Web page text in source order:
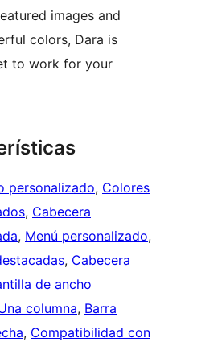
images and
colors, Dara is
to work for your
personalizado, Colores
, Cabecera
, Menú personalizado
, Cabecera
de ancho
columna, Barra
, Compatibilidad con